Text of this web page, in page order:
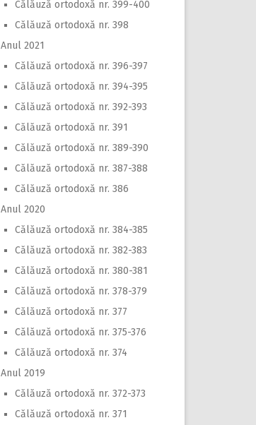
Călăuză ortodoxă nr. 399-400
Călăuză ortodoxă nr. 398
Anul 2021
Călăuză ortodoxă nr. 396-397
Călăuză ortodoxă nr. 394-395
Călăuză ortodoxă nr. 392-393
Călăuză ortodoxă nr. 391
Călăuză ortodoxă nr. 389-390
Călăuză ortodoxă nr. 387-388
Călăuză ortodoxă nr. 386
Anul 2020
Călăuză ortodoxă nr. 384-385
Călăuză ortodoxă nr. 382-383
Călăuză ortodoxă nr. 380-381
Călăuză ortodoxă nr. 378-379
Călăuză ortodoxă nr. 377
Călăuză ortodoxă nr. 375-376
Călăuză ortodoxă nr. 374
Anul 2019
Călăuză ortodoxă nr. 372-373
Călăuză ortodoxă nr. 371